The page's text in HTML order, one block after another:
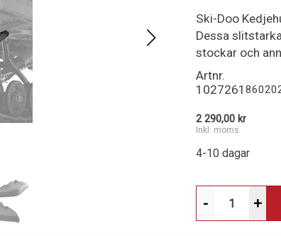
Ski-Doo
Dessa
stockar och
Artnr.
1027261
2 290,00 kr
Inkl. moms
4-10 dagar
- +